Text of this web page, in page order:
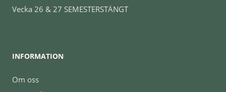
Vecka 26 & 27 SEMESTERSTÄNGT
INFORMATION
Om oss